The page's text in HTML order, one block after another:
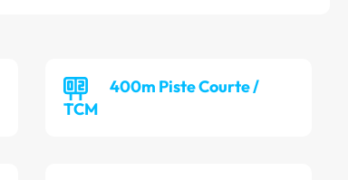
400m Piste Courte /
TCM